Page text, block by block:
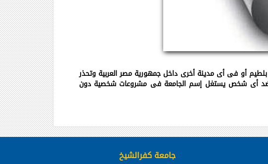
أو فى أى مدينة أخرى داخل جمهورية مصر العربية وتحذر
ضد أى شخص يستغل إسم الجامعة فى مشروعات شخصية دون
جامعة كفرالشيخ